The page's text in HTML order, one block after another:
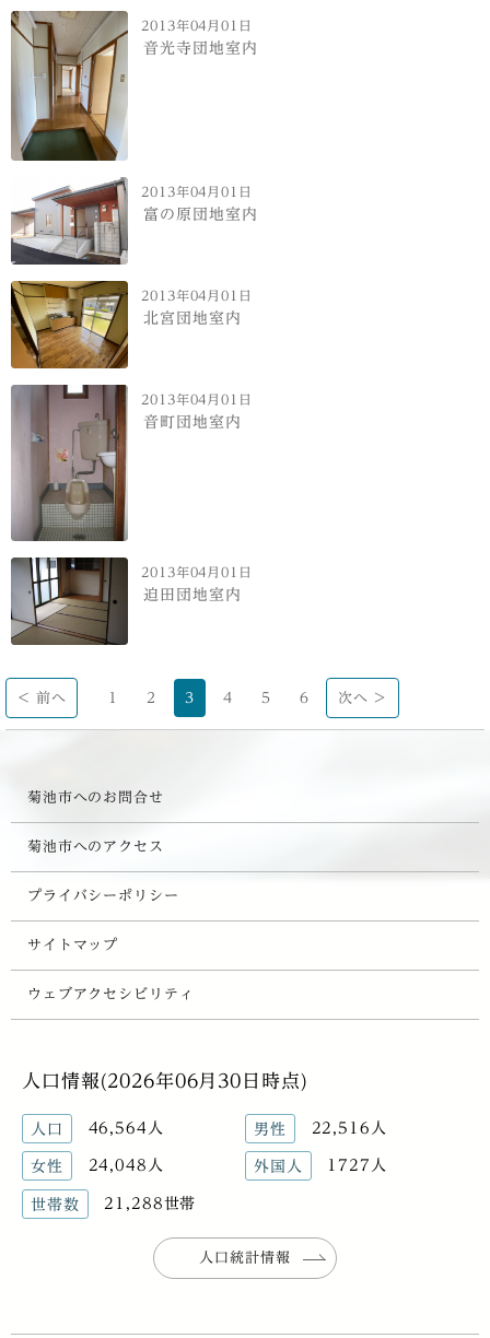
2013年04月01日
音光寺団地室内
2013年04月01日
富の原団地室内
2013年04月01日
北宮団地室内
2013年04月01日
音町団地室内
2013年04月01日
迫田団地室内
< 前へ 2 3 4 5 6 次へ >
菊池市へのお問合せ
菊池市へのアクセス
プライバシーポリシー
サイトマップ
ウェブアクセシビリティ
人口情報(2026年06月30日時点)
人口 46,564人 男性 22,516人
女性 24,048人 外国人 1727人
世帯数 21,288世帯
人口統計情報